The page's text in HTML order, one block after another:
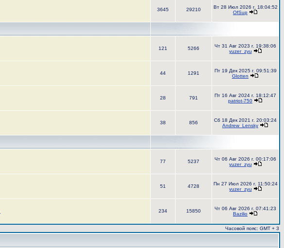
3645 29210
Вт 28 Июл 2026 г. 18:04:52
OfSup
121 5266
Чт 31 Авг 2023 г. 19:38:06
yuzer_zyu
44 1291
Пт 19 Дек 2025 г. 09:51:39
Glotten
28 791
Пт 16 Авг 2024 г. 18:12:47
patriot-750
38 856
Сб 18 Дек 2021 г. 20:03:24
Andrew_Lensky
77 5237
Чт 06 Авг 2026 г. 00:17:06
yuzer_zyu
51 4728
Пн 27 Июл 2026 г. 11:50:24
yuzer_zyu
234 15850
Чт 06 Авг 2026 г. 07:41:23
Bazilio
Часовой пояс: GMT + 3